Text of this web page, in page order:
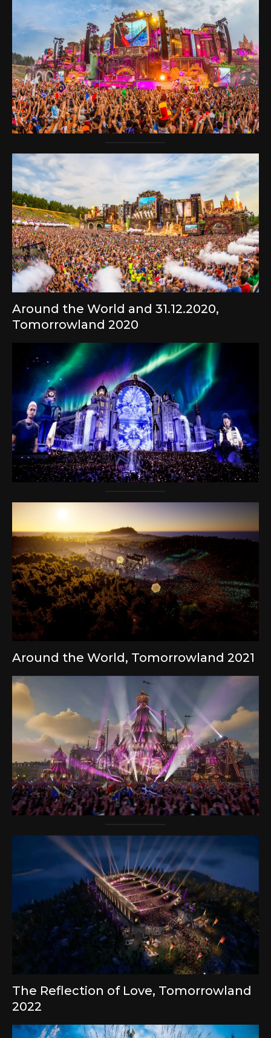
Around the World and 31.12.2020,
Tomorrowland 2020
Around the World, Tomorrowland 2021
The Reflection of Love, Tomorrowland
2022